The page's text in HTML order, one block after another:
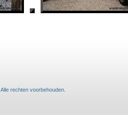
Alle rechten voorbehouden